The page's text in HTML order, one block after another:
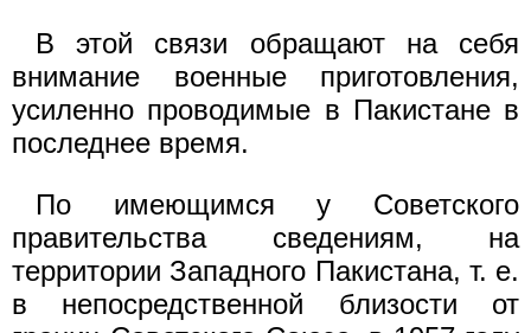
В этой связи обращают на себя
внимание военные приготовления,
усиленно проводимые в Пакистане в
последнее время.
По имеющимся у Советского
правительства сведениям, на
территории Западного Пакистана, т. е.
в непосредственной близости от